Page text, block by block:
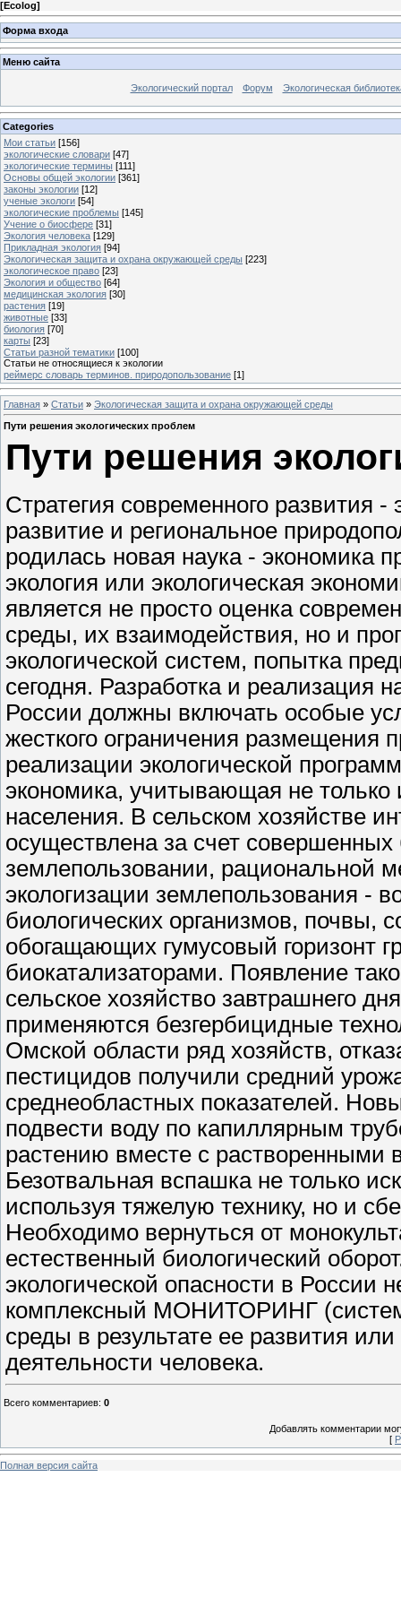
[Ecolog]
Форма входа
Меню сайта
Экологический портал Форум Экологическая
Categories
Мои статьи [156]
экологические словари [47]
экологические термины [111]
Основы общей экологии [361]
законы экологии [12]
ученые экологи [54]
экологические проблемы [145]
Учение о биосфере [31]
Экология человека [129]
Прикладная экология [94]
Экологическая защита и охрана окружающей среды [223]
экологическое право [23]
Экология и общество [64]
медицинская экология [30]
растения [19]
животные [33]
биология [70]
карты [23]
Статьи разной тематики [100]
Статьи не относящиеся к экологии
реймерс словарь терминов. природопользование [1]
Главная » Статьи » Экологическая защита и охрана окружающей среды
Пути решения экологических проблем
Пути решения
Стратегия современного развития -
развитие и региональное
родилась новая наука - экономика
экология или экологическая
является не просто оценка
среды, их взаимодействия, но и
экологической систем, попытка
сегодня. Разработка и реализация
России должны включать особые
жесткого ограничения
реализации экологической
экономика, учитывающая не
населения. В сельском хозяйстве
осуществлена за счет
землепользовании, рациональной
экологизации землепользования -
биологических организмов, почвы,
обогащающих гумусовый горизонт
биокатализаторами. Появление
сельское хозяйство завтрашнего
применяются безгербицидные
Омской области ряд хозяйств,
пестицидов получили средний
среднеобластных показателей.
подвести воду по капиллярным
растению вместе с
Безотвальная вспашка не только
используя тяжелую технику, но и
Необходимо вернуться от
естественный биологический
экологической опасности в России
комплексный МОНИТОРИНГ
среды в результате ее развития
деятельности человека.
Всего комментариев: 0
Добавлять комментарии
[
Полная версия сайта